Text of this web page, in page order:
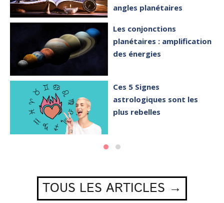
angles planétaires
Les conjonctions
planétaires : amplification
des énergies
Ces 5 Signes
astrologiques sont les
plus rebelles
TOUS LES ARTICLES →